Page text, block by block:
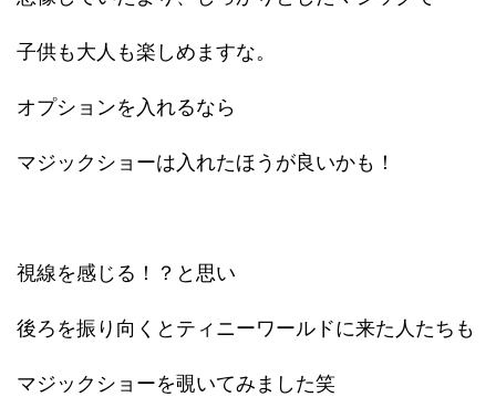
子供も大人も楽しめますな。
オプションを入れるなら
マジックショーは入れたほうが良いかも！
視線を感じる！？と思い
後ろを振り向くとティニーワールドに来た人たちも
マジックショーを覗いてみました笑